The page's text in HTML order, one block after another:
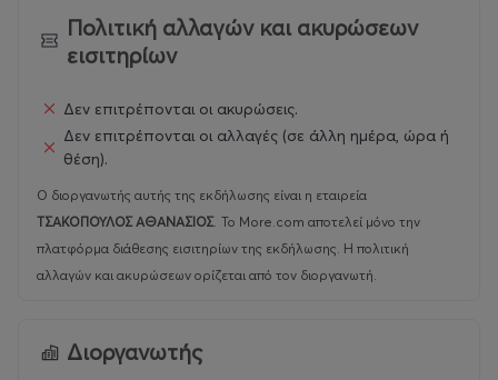
Πολιτική αλλαγών και ακυρώσεων
εισιτηρίων
Δεν επιτρέπονται οι ακυρώσεις.
Δεν επιτρέπονται οι αλλαγές (σε άλλη ημέρα, ώρα ή
θέση).
Ο διοργανωτής αυτής της εκδήλωσης είναι η εταιρεία
ΤΣΑΚΟΠΟΥΛΟΣ ΑΘΑΝΑΣΙΟΣ. Το More.com αποτελεί μόνο την
πλατφόρμα διάθεσης εισιτηρίων της εκδήλωσης. Η πολιτική
αλλαγών και ακυρώσεων ορίζεται από τον διοργανωτή.
Διοργανωτής